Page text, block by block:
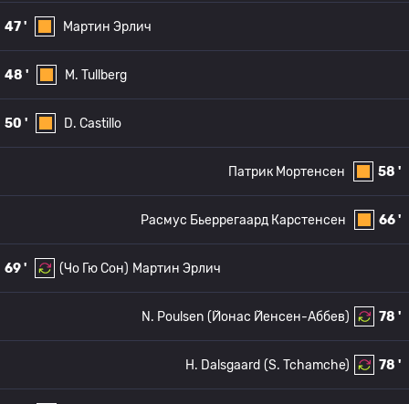
47 ' Мартин Эрлич
48 ' M. Tullberg
50 ' D. Castillo
58 '
Патрик Мортенсен
66 '
Расмус Бьеррегаард Карстенсен
69 ' (Чо Гю Сон) Мартин Эрлич
78 '
(Йонас Йенсен-Аббев)
N. Poulsen
78 '
(S. Tchamche)
H. Dalsgaard